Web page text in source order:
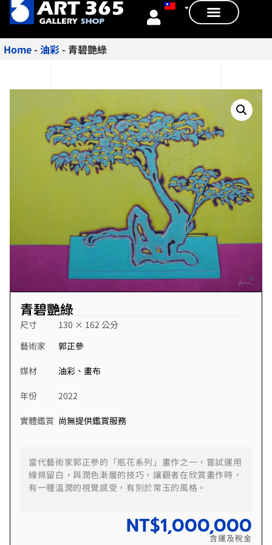
Home-油彩- 青碧艷綠
青碧艷綠
尺寸
130 × 162 公分
藝術家
郭正參
媒材 油彩、畫布
年份 2022
實體鑑賞 尚無提供鑑賞服務
當代藝術家郭正參的「瓶花系列」畫作之一，嘗試運用
線條留白，與潤色漸層的技巧，讓觀者在欣賞畫作時，
有一種溫潤的視覺感受，有別於常玉的風格。
NT$1,000,000
含運及稅金